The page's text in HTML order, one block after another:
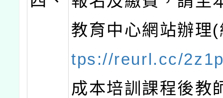
教育中心網站辦理
tps://reurl.cc/
成本培訓課程後教